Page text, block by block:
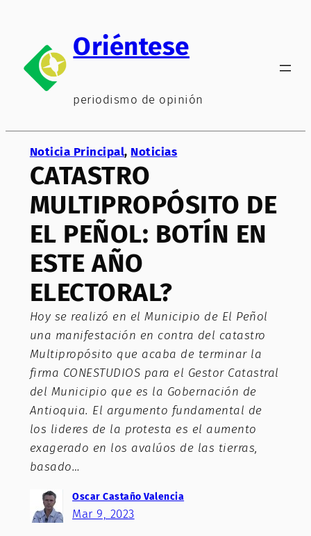
contenido
Oriéntese
periodismo de opinión
Noticia Principal, Noticias
CATASTRO
MULTIPROPÓSITO DE
EL PEÑOL: BOTÍN EN
ESTE AÑO
ELECTORAL?
Hoy se realizó en el Municipio de El Peñol
una manifestación en contra del catastro
Multipropósito que acaba de terminar la
firma CONESTUDIOS para el Gestor Catastral
del Municipio que es la Gobernación de
Antioquia. El argumento fundamental de
los lideres de la protesta es el aumento
exagerado en los avalúos de las tierras,
basado…
Oscar Castaño Valencia
Mar 9, 2023